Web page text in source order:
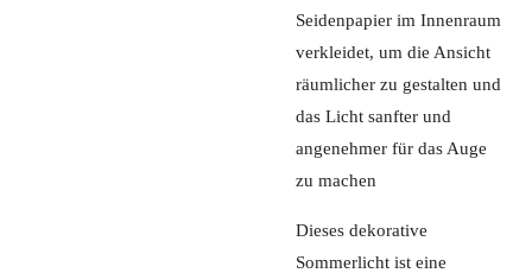
Seidenpapier im Innenraum
verkleidet, um die Ansicht
räumlicher zu gestalten und
das Licht sanfter und
angenehmer für das Auge
zu machen
Dieses dekorative
Sommerlicht ist eine